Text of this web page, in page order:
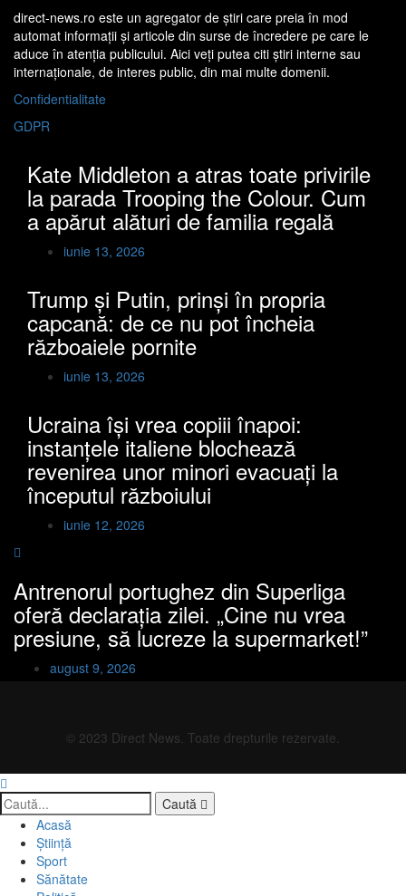
direct-news.ro este un agregator de ştiri care preia în mod
automat informaţii şi articole din surse de încredere pe care le
aduce în atenţia publicului. Aici veţi putea citi ştiri interne sau
internaţionale, de interes public, din mai multe domenii.
Confidentialitate
GDPR
Kate Middleton a atras toate privirile
la parada Trooping the Colour. Cum
a apărut alături de familia regală
iunie 13, 2026
Trump și Putin, prinși în propria
capcană: de ce nu pot încheia
războaiele pornite
iunie 13, 2026
Ucraina își vrea copiii înapoi:
instanțele italiene blochează
revenirea unor minori evacuați la
începutul războiului
iunie 12, 2026
Antrenorul portughez din Superliga
oferă declarația zilei. „Cine nu vrea
presiune, să lucreze la supermarket!”
august 9, 2026
© 2023 Direct News. Toate drepturile rezervate.
Caută
Acasă
Știință
Sport
Sănătate